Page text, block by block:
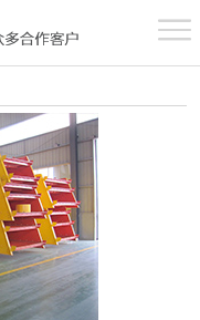
产品中心
工程案例
服务支持